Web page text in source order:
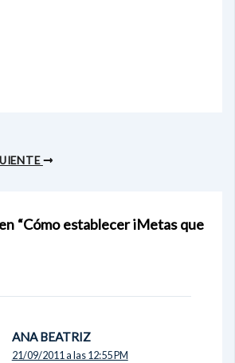
“Cómo establecer iMetas que
ANA BEATRIZ
21/09/2011 a las 12:55 PM